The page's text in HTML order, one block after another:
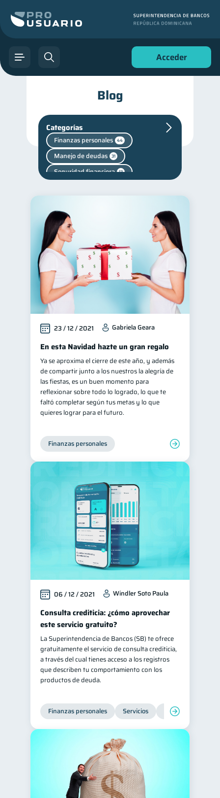
Acceder
Blog
Categorías
Finanzas personales 44
Manejo de deudas 31
Seguridad financiera 13
Deudas
Entidad financiera
Consejos 6
Finanzas en Pareja
Educación financiera
Finanzas para jóvenes
Control de deudas 30
Finanzas familiares 25
Inclusión financiera 22
Bienestar financiero 22
Finanzas para mujeres
Organización Financiera 10
Préstamos Ahorro
Historial crediticio 6
Servicios
Derechos & Deberes 4
Superintendencia de Bancos
Vacaciones 2
Criptomonedas 2
Cuenta Abandonada 2
Inversiones 2
Cuenta Inactiva 1
Finanzas Personales 1
Educación Financiera 1
Fraudes 1 Mipymes
Información financiera
inversiones 1
Salud mental
Gasto responsable 1
23 / 12 / 2021 Gabriela Geara
En esta Navidad hazte un gran regalo
Ya se aproxima el cierre de este año, y además
de compartir junto a los nuestros la alegría de
las fiestas, es un buen momento para
reflexionar sobre todo lo logrado, lo que te
faltó completar según tus metas y lo que
quieres lograr para el futuro.
Finanzas personales
06 / 12 / 2021 Windler Soto Paula
Consulta crediticia: ¿cómo aprovechar
este servicio gratuito?
La Superintendencia de Bancos (SB) te ofrece
gratuitamente el servicio de consulta crediticia,
a través del cual tienes acceso a los registros
que describen tu comportamiento con los
productos de deuda.
Finanzas personales Servicios Inclusión financiera